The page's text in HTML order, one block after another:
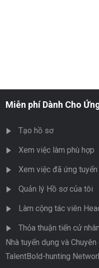
Miễn phí Dành Cho
Tạo hồ sơ
Xem việc làm phù hợp
Xem việc đã ứng tuyển
Quản lý Hồ sơ của tôi
Làm cộng tác viên
Thỏa thuận tiến cử
Nhà tuyển dụng và
TalentBold-hunting